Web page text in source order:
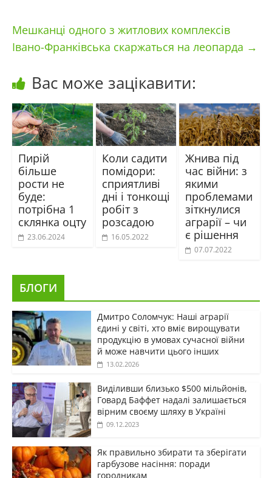
Мешканці одного з житлових комплексів
Івано-Франківська скаржаться на леопарда →
Вас може зацікавити:
Пирій
більше
рости не
буде:
потрібна 1
склянка оцту
23.06.2024
Коли садити
помідори:
сприятливі
дні і тонкощі
робіт з
розсадою
16.05.2022
Жнива під
час війни: з
якими
проблемами
зіткнулися
аграрії – чи
є рішення
07.07.2022
БЛОГИ
Дмитро Соломчук: Наші аграрії
єдині у світі, хто вміє вирощувати
продукцію в умовах сучасної війни
й може навчити цього інших
13.02.2026
Виділивши близько $500 мільйонів,
Говард Баффет надалі залишається
вірним своєму шляху в Україні
09.12.2023
Як правильно збирати та зберігати
гарбузове насіння: поради
городникам